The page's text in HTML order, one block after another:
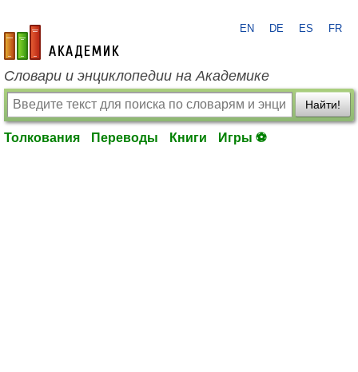
academic.ru
EN DE ES FR
Словари и энциклопедии на Академике
Найти!
Толкования Переводы Книги Игры ⚽